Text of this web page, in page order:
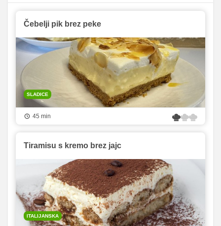
Čebelji pik brez peke
SLADICE
45 min
Tiramisu s kremo brez jajc
ITALIJANSKA